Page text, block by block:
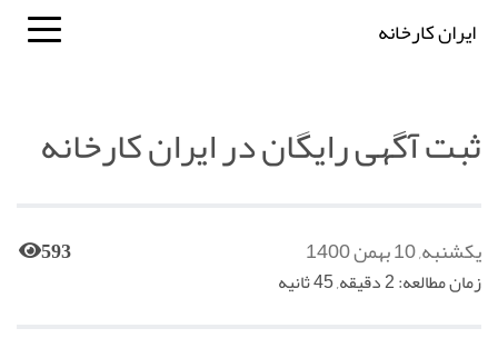
ایران کارخانه
ثبت آگهی رایگان در ایران کارخانه
یکشنبه, 10 بهمن 1400 593
زمان مطالعه: 2 دقیقه, 45 ثانیه